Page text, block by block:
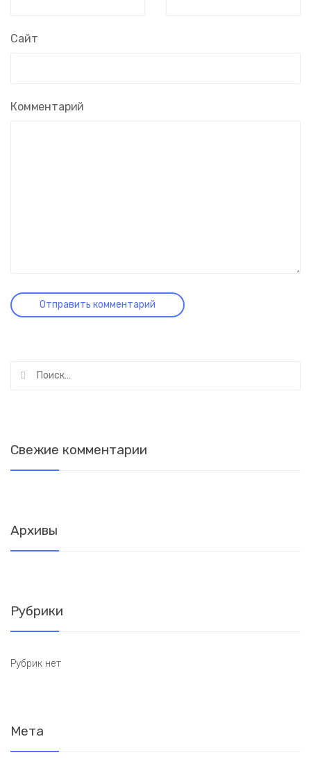
Комментарий
Сайт
Свежие комментарии
Архивы
Рубрики
Рубрик нет
Мета